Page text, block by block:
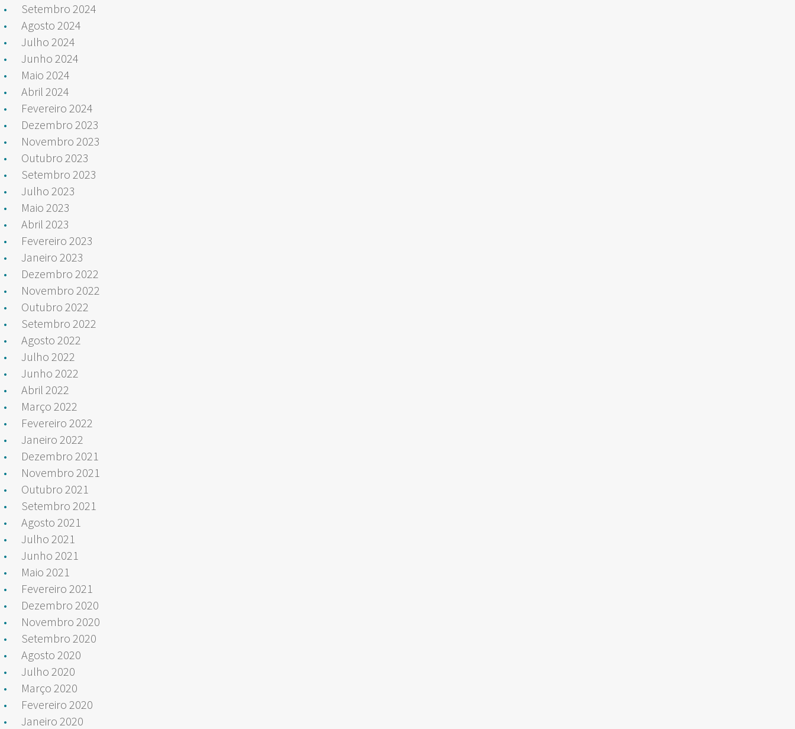
Setembro 2024
Agosto 2024
Julho 2024
Junho 2024
Maio 2024
Abril 2024
Fevereiro 2024
Dezembro 2023
Novembro 2023
Outubro 2023
Setembro 2023
Julho 2023
Maio 2023
Abril 2023
Fevereiro 2023
Janeiro 2023
Dezembro 2022
Novembro 2022
Outubro 2022
Setembro 2022
Agosto 2022
Julho 2022
Junho 2022
Abril 2022
Março 2022
Fevereiro 2022
Janeiro 2022
Dezembro 2021
Novembro 2021
Outubro 2021
Setembro 2021
Agosto 2021
Julho 2021
Junho 2021
Maio 2021
Fevereiro 2021
Dezembro 2020
Novembro 2020
Setembro 2020
Agosto 2020
Julho 2020
Março 2020
Fevereiro 2020
Janeiro 2020